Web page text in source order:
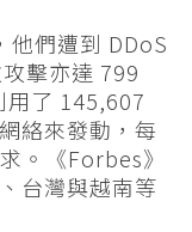
他們遭到 DDoS
擊亦達 799
用了 145,607
絡來發動，每
。《Forbes》
台灣與越南等